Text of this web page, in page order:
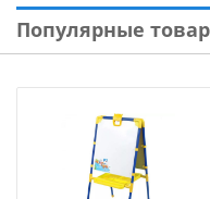
Популярные